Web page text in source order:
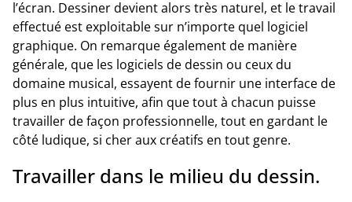
l’écran. Dessiner devient alors très naturel, et le travail
effectué est exploitable sur n’importe quel logiciel
graphique. On remarque également de manière
générale, que les logiciels de dessin ou ceux du
domaine musical, essayent de fournir une interface de
plus en plus intuitive, afin que tout à chacun puisse
travailler de façon professionnelle, tout en gardant le
côté ludique, si cher aux créatifs en tout genre.
Travailler dans le milieu du dessin.